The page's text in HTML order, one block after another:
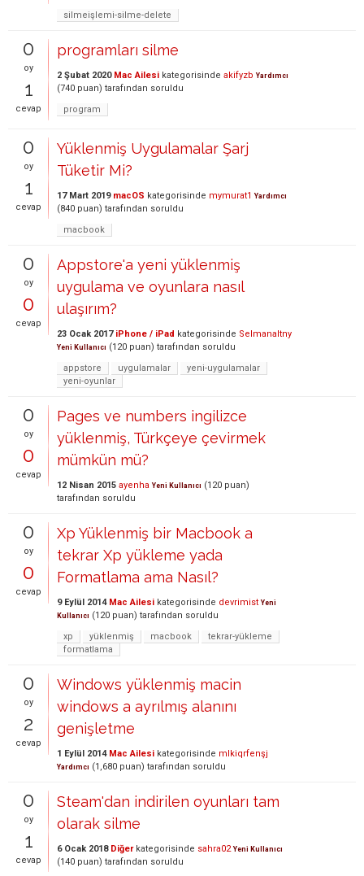
silmeişlemi-silme-delete
0
oy
1
cevap
programları silme
2 Şubat 2020 Mac Ailesi kategorisinde akifyzb Yardımcı
(740 puan) tarafından soruldu
program
0
oy
1
cevap
Yüklenmiş Uygulamalar Şarj
Tüketir Mi?
17 Mart 2019 macOS kategorisinde mymurat1 Yardımcı
(840 puan) tarafından soruldu
macbook
0
oy
0
cevap
Appstore'a yeni yüklenmiş
uygulama ve oyunlara nasıl
ulaşırım?
23 Ocak 2017 iPhone / iPad kategorisinde Selmanaltny
Yeni Kullanıcı (120 puan) tarafından soruldu
appstore
uygulamalar
yeni-uygulamalar
yeni-oyunlar
0
oy
0
cevap
Pages ve numbers ingilizce
yüklenmiş, Türkçeye çevirmek
mümkün mü?
12 Nisan 2015 ayenha Yeni Kullanıcı (120 puan)
tarafından soruldu
0
oy
0
cevap
Xp Yüklenmiş bir Macbook a
tekrar Xp yükleme yada
Formatlama ama Nasıl?
9 Eylül 2014 Mac Ailesi kategorisinde devrimist Yeni
Kullanıcı (120 puan) tarafından soruldu
xp
yüklenmiş macbook
tekrar-yükleme
formatlama
0
oy
2
cevap
Windows yüklenmiş macin
windows a ayrılmış alanını
genişletme
1 Eylül 2014 Mac Ailesi kategorisinde mlkiqrfenşj
Yardımcı (1,680 puan) tarafından soruldu
0
oy
1
cevap
Steam'dan indirilen oyunları tam
olarak silme
6 Ocak 2018 Diğerkategorisinde sahra02 Yeni Kullanıcı
(140 puan) tarafından soruldu